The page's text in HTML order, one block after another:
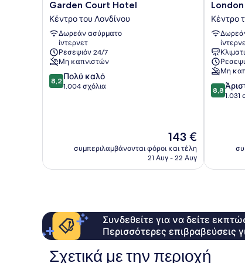
Garden
Court
Hotel
Κέντρο
του
Λονδίνου
Garden Court Hotel
Κέντρο του Λονδίνου
Δωρεάν ασύρματο
ίντερνετ
Ρεσεψιόν 24/7
Μη καπνιστών
8.2
στα
8,2 Πολύ καλό
1.004 σχόλια
Η
τιμή
είναι
143 €
συμπεριλαμβάνονται φόροι και τέλη
21 Αυγ - 22 Αυγ
London
House
Hotel
Κέντρο
του
Κέντρο
Μη
8.8
στα
8,8
1.031
Συνδεθείτε για να δείτε
Περισσότερες επιβραβεύσεις
Σχετικά με την περιοχή